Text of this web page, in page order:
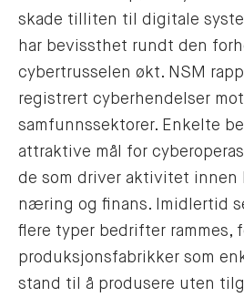
skade tilliten til digitale
har bevissthet rundt den
cybertrusselen økt. NSM
registrert cyberhendelser
samfunnssektorer. Enkelte
attraktive mål for
de som driver aktivitet innen
næring og finans. Imidlertid
flere typer bedrifter rammes,
produksjonsfabrikker som
stand til å produsere uten